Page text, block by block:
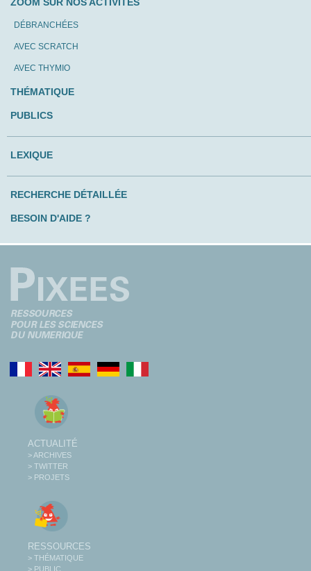
DÉBRANCHÉES
AVEC SCRATCH
AVEC THYMIO
THÉMATIQUE
PUBLICS
LEXIQUE
RECHERCHE DÉTAILLÉE
BESOIN D'AIDE ?
ACTUALITÉ
> ARCHIVES
> TWITTER
> PROJETS
RESSOURCES
> THÉMATIQUE
> PUBLIC